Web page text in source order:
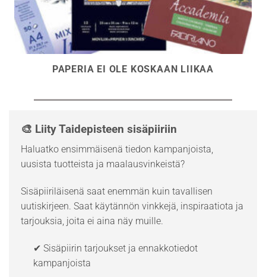
PAPERIA EI OLE KOSKAAN LIIKAA
🎨 Liity Taidepisteen sisäpiiriin
Haluatko ensimmäisenä tiedon kampanjoista,
uusista tuotteista ja maalausvinkeistä?
Sisäpiiriläisenä saat enemmän kuin tavallisen
uutiskirjeen. Saat käytännön vinkkejä, inspiraatiota ja
tarjouksia, joita ei aina näy muille.
✔ Sisäpiirin tarjoukset ja ennakkotiedot
kampanjoista